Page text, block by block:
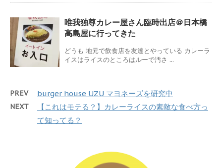
唯我独尊カレー屋さん臨時出店＠日本橋
高島屋に行ってきた
どうも 地元で飲食店を友達とやっている カレーラ
イスはライスのところはルーで汚さ ...
PREV burger house UZU マヨネーズを研究中
NEXT
【これはモテる？】カレーライスの素敵な食べ方っ
て知ってる？